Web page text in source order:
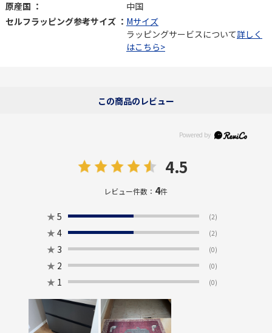
原産国 ：
中国
セルフラッピング参考サイズ ： Mサイズ
ラッピングサービスについて詳しく
はこちら>
この商品のレビュー
4.5
レビュー件数： 4件
★ 5 (2)
★ 4 (2)
★ 3 (0)
★ 2 (0)
★ 1 (0)